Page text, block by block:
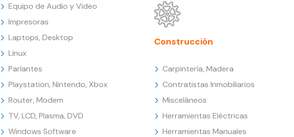
Equipo de Audio y Video
Impresoras
Laptops, Desktop
Linux
Parlantes
Playstation, Nintendo, Xbox
Router, Modem
TV, LCD, Plasma, DVD
Windows Software
Construcción
Carpintería, Madera
Contratistas Inmobiliarios
Misceláneos
Herramientas Eléctricas
Herramientas Manuales